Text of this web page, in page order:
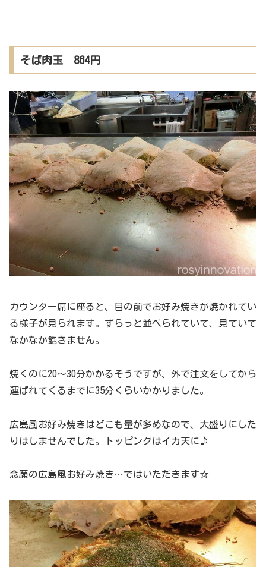
そば肉玉 864円
カウンター席に座ると、目の前でお好み焼きが焼かれてい
る様子が見られます。ずらっと並べられていて、見ていて
なかなか飽きません。
焼くのに20～30分かかるそうですが、外で注文をしてから
運ばれてくるまでに35分くらいかかりました。
広島風お好み焼きはどこも量が多めなので、大盛りにした
りはしませんでした。トッピングはイカ天に♪
念願の広島風お好み焼き…ではいただきます☆